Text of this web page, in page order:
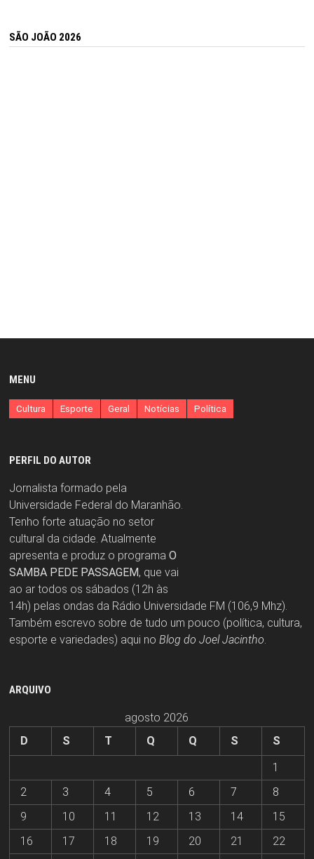
SÃO JOÃO 2026
MENU
Cultura Esporte Geral Notícias Política
PERFIL DO AUTOR
Jornalista formado pela
Universidade Federal do Maranhão.
Tenho forte atuação no setor
cultural da cidade. Atualmente
apresenta e produz o programa O
SAMBA PEDE PASSAGEM, que vai
ao ar todos os sábados (12h às
14h) pelas ondas da Rádio Universidade FM (106,9 Mhz).
Também escrevo sobre de tudo um pouco (política, cultura,
esporte e variedades) aqui no Blog do Joel Jacintho
ARQUIVO
agosto 2026
D
S T Q Q S
S
1
2
3 4 5 6 7
8
9
10 11 12 13 14
15
16
17 18 19 20 21
22